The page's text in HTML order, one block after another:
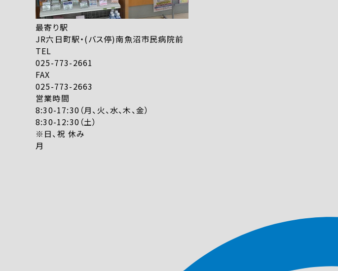
最寄り駅
JR六日町駅・(バス停)南魚沼市民病院前
TEL
025-773-2661
FAX
025-773-2663
営業時間
8:30-17:30（月、火、水、木、金）
8:30-12:30（土）
※日、祝 休み
月